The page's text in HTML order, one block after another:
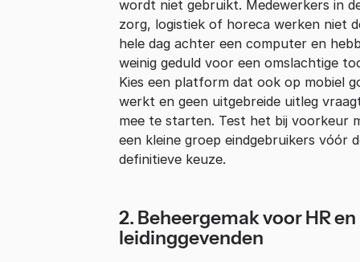
wordt niet gebruikt. Medewerkers in
zorg, logistiek of horeca werken niet
hele dag achter een computer en
weinig geduld voor een omslachtige
Kies een platform dat ook op mobiel
werkt en geen uitgebreide uitleg
mee te starten. Test het bij voorkeur
een kleine groep eindgebruikers vóór
definitieve keuze.
2. Beheergemak voor HR en
leidinggevenden